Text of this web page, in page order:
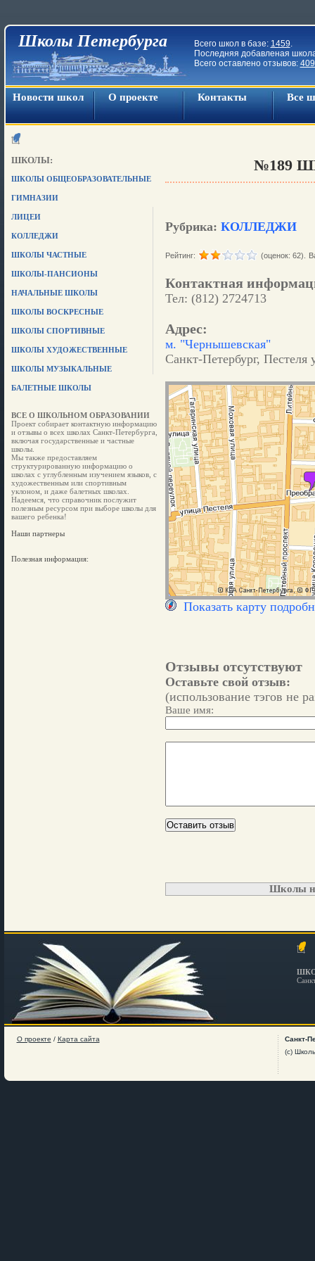
Школы Петербурга Всего школ в базе: 1459.
Последняя добавленая
Всего оставлено отзывов:
Новости школ О проекте Контакты Все
ШКОЛЫ:
ШКОЛЫ ОБЩЕОБРАЗОВАТЕЛЬНЫЕ
ГИМНАЗИИ
ЛИЦЕИ
КОЛЛЕДЖИ
ШКОЛЫ ЧАСТНЫЕ
ШКОЛЫ-ПАНСИОНЫ
НАЧАЛЬНЫЕ ШКОЛЫ
ШКОЛЫ ВОСКРЕСНЫЕ
ШКОЛЫ СПОРТИВНЫЕ
ШКОЛЫ ХУДОЖЕСТВЕННЫЕ
ШКОЛЫ МУЗЫКАЛЬНЫЕ
БАЛЕТНЫЕ ШКОЛЫ
ВСЕ О ШКОЛЬНОМ ОБРАЗОВАНИИ
Проект собирает контактную информацию
и отзывы о всех школах Санкт-Петербурга,
включая государственные и частные
школы.
Мы также предоставляем
структурированную информацию о
школах с углубленным изучением языков, с
художественным или спортивным
уклоном, и даже балетных школах.
Надеемся, что справочник послужит
полезным ресурсом при выборе школы для
вашего ребенка!
Наши партнеры
Полезная информация:
№189
Рубрика: КОЛЛЕДЖИ
Рейтинг: (оценок: 62).
Контактная
Тел: (812) 2724713
Адрес:
м. "Чернышевская"
Санкт-Петербург, Пестеля
Показать карту
Отзывы отсутствуют
Оставьте свой отзыв:
(использование тэгов не
Ваше имя:
Школы
О проекте / Карта сайта
Санкт-
(c)